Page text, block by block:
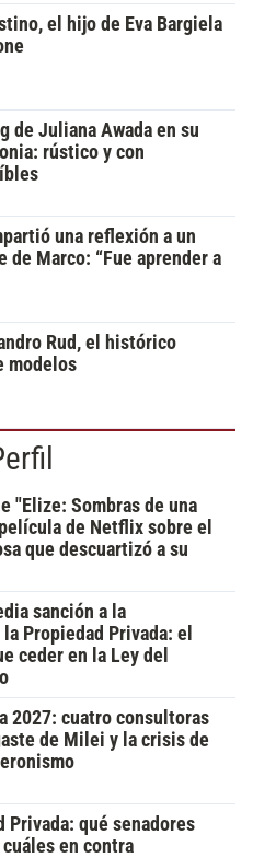
el hijo de Eva Bargiela
de Juliana Awada en su
rústico y con
una reflexión a un
de Marco: “Fue aprender a
Rud, el histórico
modelos
"Elize: Sombras de una
de Netflix sobre el
que descuartizó a su
sanción a la
Propiedad Privada: el
ceder en la Ley del
2027: cuatro consultoras
de Milei y la crisis de
Privada: qué senadores
en contra